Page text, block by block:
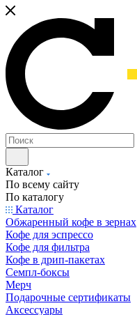
Каталог
По всему сайту
По каталогу
Каталог
Обжаренный кофе в зернах
Кофе для эспрессо
Кофе для фильтра
Кофе в дрип-пакетах
Семпл-боксы
Мерч
Подарочные сертификаты
Аксессуары